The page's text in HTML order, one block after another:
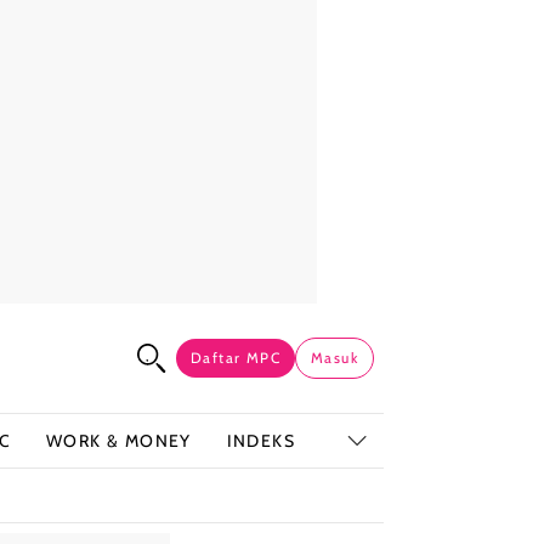
Daftar MPC Masuk
WORK & MONEY INDEKS